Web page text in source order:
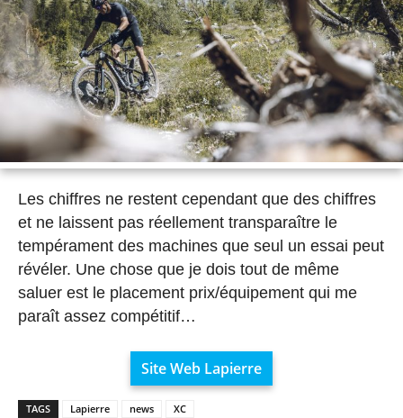
Les chiffres ne restent cependant que des chiffres
et ne laissent pas réellement transparaître le
tempérament des machines que seul un essai peut
révéler. Une chose que je dois tout de même
saluer est le placement prix/équipement qui me
paraît assez compétitif…
Site Web Lapierre
TAGS Lapierre news XC